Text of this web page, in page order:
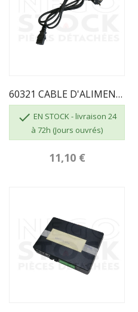
60321 CABLE D'ALIMENTATION
 EN STOCK - livraison 24
à 72h (Jours ouvrés)
11,10 €